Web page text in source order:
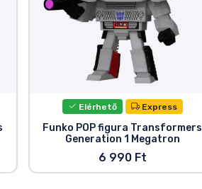
Elérhető Express
Funko POP figura Transformers
Generation 1 Megatron
6 990 Ft